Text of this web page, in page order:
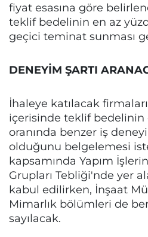
fiyat esasına göre
teklif bedelinin en az
geçici teminat sunması
DENEYİM ŞARTI
İhaleye katılacak
içerisinde teklif bedelinin
oranında benzer iş
olduğunu belgelemesi
kapsamında Yapım
Grupları Tebliği'nde yer
kabul edilirken, İnşaat
Mimarlık bölümleri de
sayılacak.